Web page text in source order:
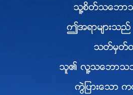
သူ႔စိတ္သေဘာ
ဤအရာမ်ားသည္
သတ္မွတ္ထ
သူ၏ လူ႔သေဘာသဘ
ကြဲျပားေသာ